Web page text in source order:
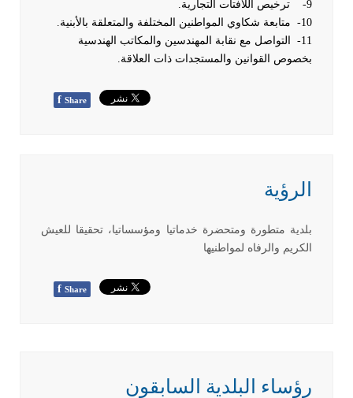
9- ترخيص اللافتات التجارية.
10- متابعة شكاوي المواطنين المختلفة والمتعلقة بالأبنية.
11- التواصل مع نقابة المهندسين والمكاتب الهندسية
بخصوص القوانين والمستجدات ذات العلاقة.
f Share
الرؤية
بلدية متطورة ومتحضرة خدماتيا ومؤسساتيا، تحقيقا للعيش
الكريم والرفاه لمواطنيها
f Share
رؤساء البلدية السابقون